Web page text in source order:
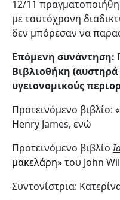
12/11
με ταυτόχρονη
δεν μπόρεσαν να
Επόμενη συνάντηση:
Βιβλιοθήκη
υγειονομικούς
Προτεινόμενο βιβλίο:
Henry James, ενώ
Προτεινόμενο βιβλίο
μακελάρη»του John
Συντονίστρια: